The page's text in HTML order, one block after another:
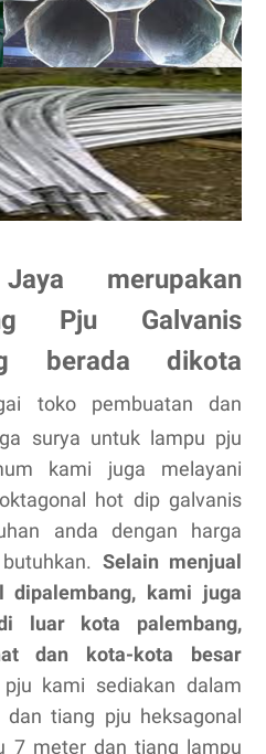
merupakan
Pju Galvanis
berada dikota
toko pembuatan dan
surya untuk lampu pju
kami juga melayani
hot dip galvanis
anda dengan harga
Selain menjual
kami juga
luar kota palembang,
dan kota-kota besar
kami sediakan dalam
tiang pju heksagonal
7 meter dan tiang lampu